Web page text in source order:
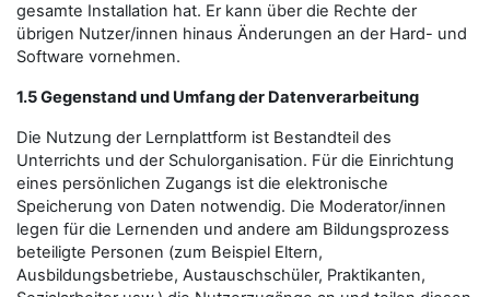
gesamte Installation hat. Er kann über die Rechte der
übrigen Nutzer/innen hinaus Änderungen an der Hard- und
Software vornehmen.
1.5 Gegenstand und Umfang der Datenverarbeitung
Die Nutzung der Lernplattform ist Bestandteil des
Unterrichts und der Schulorganisation. Für die Einrichtung
eines persönlichen Zugangs ist die elektronische
Speicherung von Daten notwendig. Die Moderator/innen
legen für die Lernenden und andere am Bildungsprozess
beteiligte Personen (zum Beispiel Eltern,
Ausbildungsbetriebe, Austauschschüler, Praktikanten,